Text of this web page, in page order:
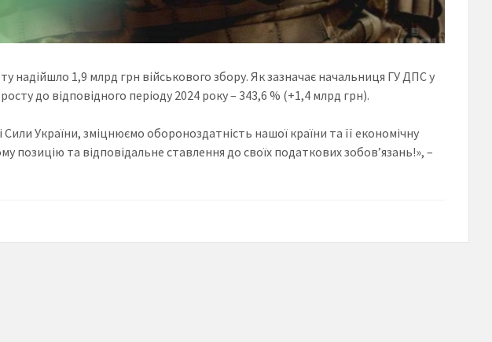
надійшло 1,9 млрд грн військового збору. Як зазначає начальниця ГУ ДПС у
до відповідного періоду 2024 року – 343,6 % (+1,4 млрд грн).
України, зміцнюємо обороноздатність нашої країни та її економічну
позицію та відповідальне ставлення до своїх податкових зобов’язань!», –